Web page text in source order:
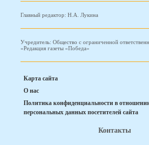
Главный редактор: Н.А. Лукина
Учредитель: Общество с ограниченной
«Редакция газеты «Победа»
Карта сайта
О нас
Политика конфиденциальности в
персональных данных посетителей сайта
Контакты